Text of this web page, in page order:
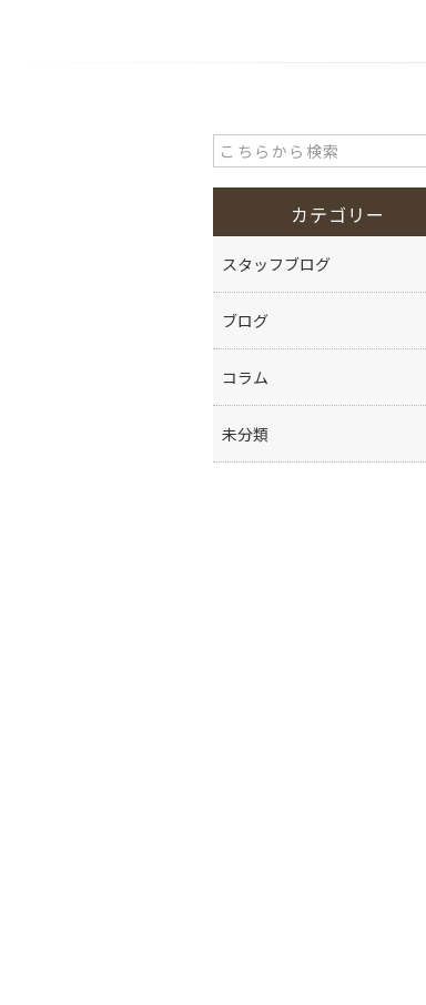
カテゴリー
スタッフブログ
ブログ
コラム
未分類